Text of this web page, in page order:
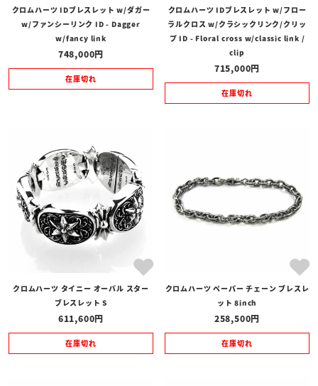
クロムハーツ IDブレスレット w/ダガー
w/ファンシーリンク ID - Dagger
w/fancy link
748,000
在庫切れ
クロムハーツ IDブレスレット w/フロー
ラルクロス w/クラシックリンク/クリッ
プ ID - Floral cross w/classic link /
clip
715,000
在庫切れ
クロムハーツ タイニー オーバル スター
ブレスレット S
611,600
在庫切れ
クロムハーツ ペーパー チェーン ブレスレ
ット 8inch
258,500
在庫切れ